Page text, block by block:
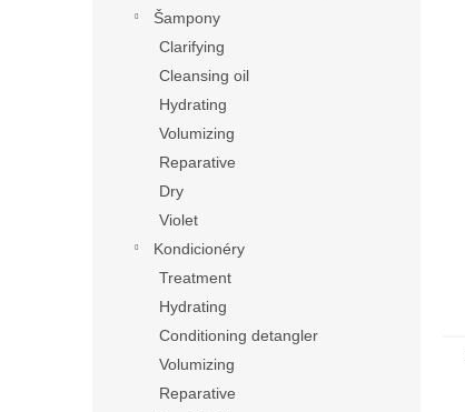
Šampony
Clarifying
Cleansing oil
Hydrating
Volumizing
Reparative
Dry
Violet
Kondicionéry
Treatment
Hydrating
Conditioning detangler
Volumizing
Reparative